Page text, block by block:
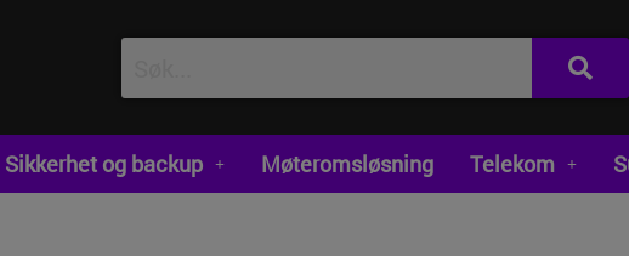
Sikkerhet og backup Møteromsløsning Telekom